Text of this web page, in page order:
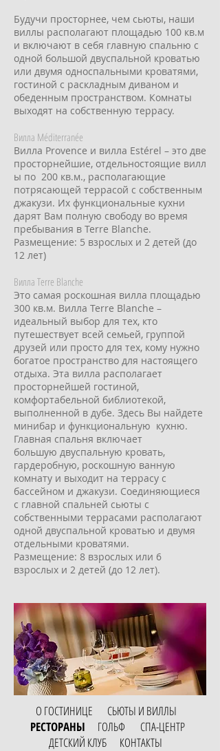
Будучи просторнее, чем сьюты, наши
виллы располагают площадью 100 кв.м
и включают в себя главную спальню с
одной большой двуспальной кроватью
или двумя односпальными кроватями,
гостиной с раскладным диваном и
обеденным пространством. Комнаты
выходят на собственную террасу.
Вилла Méditerranée
Вилла Provence и вилла Estérel – это две
просторнейшие, отдельностоящие вилл
ы по 200 кв.м., располагающие
потрясающей террасой с собственным
джакузи. Их функциональные кухни
дарят Вам полную свободу во время
пребывания в Terre Blanche.
Размещение: 5 взрослых и 2 детей (до
12 лет)
Вилла Terre Blanche
Это самая роскошная вилла площадью
300 кв.м. Вилла Terre Blanche –
идеальный выбор для тех, кто
путешествует всей семьей, группой
друзей или просто для тех, кому нужно
богатое пространство для настоящего
отдыха. Эта вилла располагает
просторнейшей гостиной,
комфортабельной библиотекой,
выполненной в дубе. Здесь Вы найдете
минибар и функциональную кухню.
Главная спальня включает
большую двуспальную кровать,
гардеробную, роскошную ванную
комнату и выходит на террасу с
бассейном и джакузи. Соединяющиеся
с главной спальней сьюты с
собственными террасами располагают
одной двуспальной кроватью и двумя
отдельными кроватями.
Размещение: 8 взрослых или 6
взрослых и 2 детей (до 12 лет).
О ГОСТИНИЦЕ
СЬЮТЫ И ВИЛЛЫ
РЕСТОРАНЫ
ГОЛЬФ
СПА-ЦЕНТР
ДЕТСКИЙ КЛУБ
КОНТАКТЫ